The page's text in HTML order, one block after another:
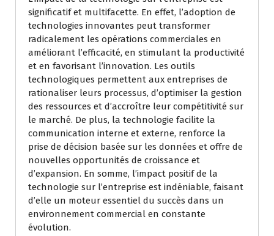
significatif et multifacette. En effet, l’adoption de
technologies innovantes peut transformer
radicalement les opérations commerciales en
améliorant l’efficacité, en stimulant la productivité
et en favorisant l’innovation. Les outils
technologiques permettent aux entreprises de
rationaliser leurs processus, d’optimiser la gestion
des ressources et d’accroître leur compétitivité sur
le marché. De plus, la technologie facilite la
communication interne et externe, renforce la
prise de décision basée sur les données et offre de
nouvelles opportunités de croissance et
d’expansion. En somme, l’impact positif de la
technologie sur l’entreprise est indéniable, faisant
d’elle un moteur essentiel du succès dans un
environnement commercial en constante
évolution.